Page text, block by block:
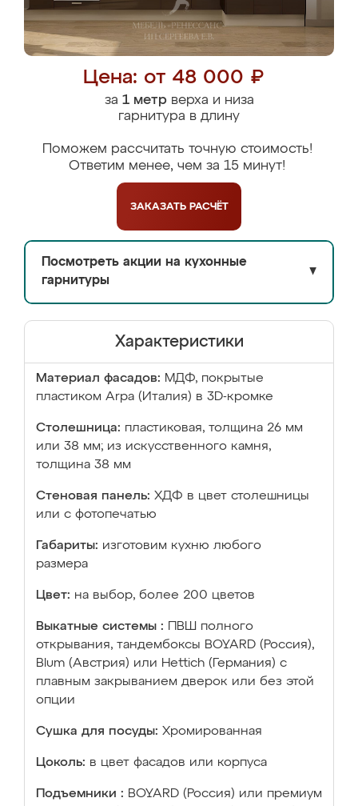
Цена: от 48 000 ₽
за 1 метрверха и низа
гарнитура в длину
Поможем рассчитать точную стоимость!
Ответим менее, чем за 15 минут!
ЗАКАЗАТЬ РАСЧЁТ
Посмотреть акции на кухонные
гарнитуры
▼
Характеристики
Материал фасадов: МДФ, покрытые
пластиком Arpa (Италия) в 3D-кромке
Столешница: пластиковая, толщина 26 мм
или 38 мм; из искусственного камня,
толщина 38 мм
Стеновая панель: ХДФ в цвет столешницы
или с фотопечатью
Габариты: изготовим кухню любого
размера
Цвет: на выбор, более 200 цветов
Выкатные системы :
ПВШ полного
открывания, тандембоксы BOYARD (Россия),
Blum (Австрия) или Hettich (Германия) с
плавным закрыванием дверок или без этой
опции
Сушка для посуды: Хромированная
Цоколь: в цвет фасадов или корпуса
Подъемники : BOYARD (Россия) или премиум